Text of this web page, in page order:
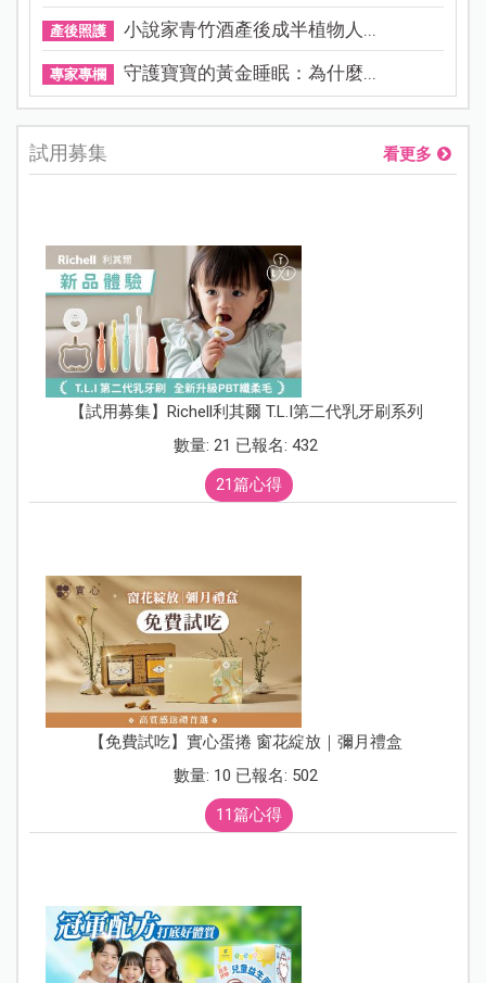
產後照護 小說家青竹酒產後成半植物人...
專家專欄 守護寶寶的黃金睡眠：為什麼...
試用募集 看更多
【試用募集】Richell利其爾 T.L.I第二代乳牙刷系列
數量: 21 已報名: 432
21篇心得
【免費試吃】實心蛋捲 窗花綻放｜彌月禮盒
數量: 10 已報名: 502
11篇心得